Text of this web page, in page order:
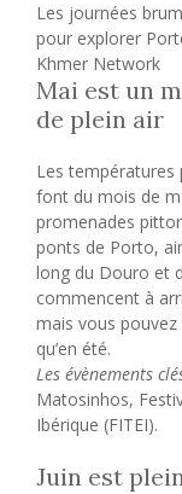
Les journées
pour explorer
Khmer Network
Mai est un
de plein air
Les températures
font du mois de
promenades
ponts de Porto,
long du Douro et
commencent à
mais vous
qu’en été.
Les évènements
Matosinhos,
Ibérique (FITEI).
Juin est